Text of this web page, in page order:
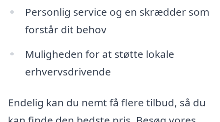
Personlig service og en skrædder som
forstår dit behov
Muligheden for at støtte lokale
erhvervsdrivende
Endelig kan du nemt få flere tilbud, så du